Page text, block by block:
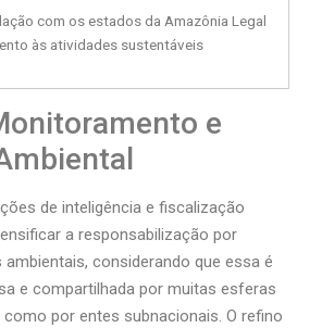
com os estados da Amazônia Legal
às atividades sustentáveis
e
de inteligência e fiscalização
a responsabilização por
considerando que essa é
e compartilhada por muitas esferas
por entes subnacionais. O refino